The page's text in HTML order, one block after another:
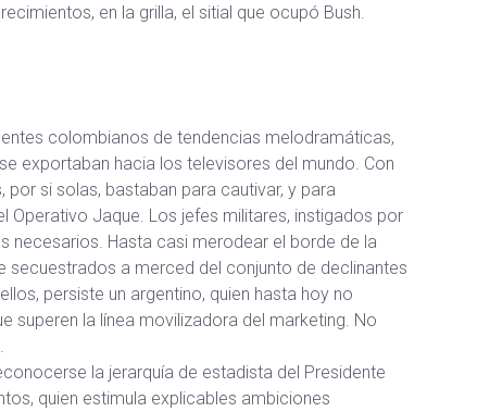
en la grilla, el sitial que ocupó Bush.
colombianos de tendencias melodramáticas,
exportaban hacia los televisores del mundo. Con
si solas, bastaban para cautivar, y para
Jaque. Los jefes militares, instigados por
necesarios. Hasta casi merodear el borde de la
a merced del conjunto de declinantes
persiste un argentino, quien hasta hoy no
la línea movilizadora del marketing. No
la jerarquía de estadista del Presidente
quien estimula explicables ambiciones